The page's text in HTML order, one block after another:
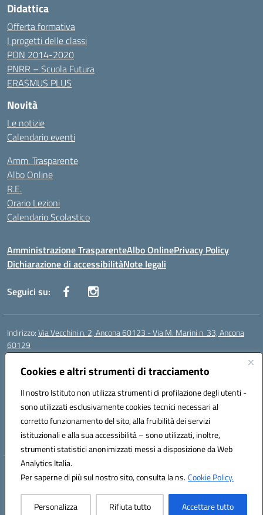
Cookies e altri strumenti di tracciamento
Il nostro Istituto non utilizza strumenti di profilazione degli utenti -
sono utilizzati esclusivamente cookies tecnici necessari al
corretto funzionamento del sito, alla fruibilità dei servizi
istituzionali e alla sua accessibilità – sono utilizzati, inoltre,
strumenti statistici anonimizzati messi a disposizione da Web
Analytics Italia.
Per saperne di più sul nostro sito, consulta la ns.Cookie Policy.
Personalizza Rifiuta tutto Accettare tutto
Didattica
Offerta formativa
I progetti delle classi
PON 2014-2020
PNRR – Scuola Futura
ERASMUS PLUS
Novità
Le notizie
Calendario eventi
Amm. Trasparente
Albo Online
R.E.
Orario Lezioni
Calendario Scolastico
Amministrazione TrasparenteAlbo OnlinePrivacy Policy
Dichiarazione di accessibilitàNote legali
Seguici su:
Indirizzo:Via Vecchini n. 2, Ancona 60123 - Via M. Marini n. 33, Ancona
60129
Centralino:
Posta elettronica certificata (PEC):anis01200g@pec.istruzione.it
Codice fiscale: 93122280428
Codice meccanografico:ANIS01200G
Codice Indice delle Pubbliche Amministrazioni (IPA): istsc_ANIS01200G
Codice unico di fatturazione (CUF): UF434M
Hosting & Powered by 3D Solution S.r.l.
Concept & Design by Designers Italia